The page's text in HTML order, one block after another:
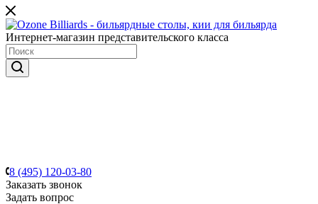
Интернет-магазин представительского класса
8 (495) 120-03-80
Заказать звонок
Задать вопрос